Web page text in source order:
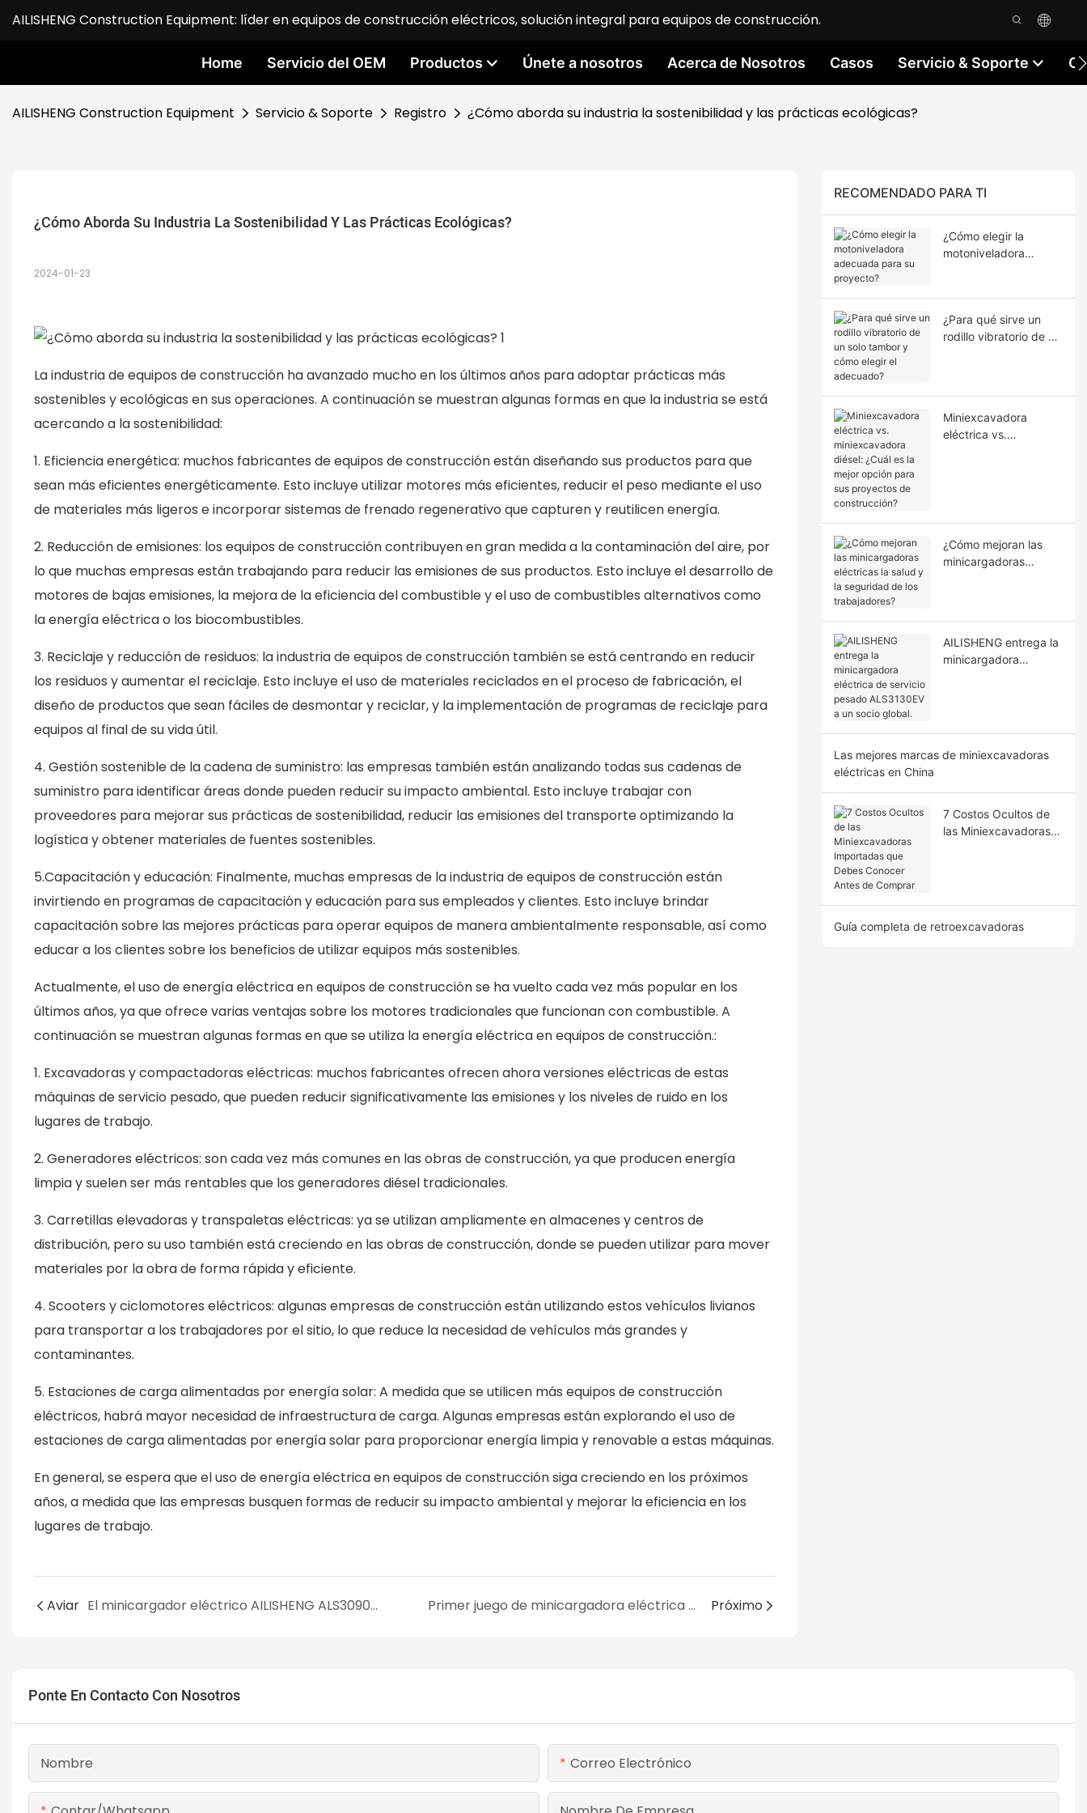
AILISHENG Construction Equipment: líder en equipos de construcción eléctricos, solución integral para equipos de construcción.
Home Servicio del OEM Productos Únete a nosotros Acerca de Nosotros Casos Servicio & Soporte
AILISHENG Construction Equipment Servicio & Soporte Registro ¿Cómo aborda su industria la sostenibilidad y las prácticas ecológicas?
¿Cómo Aborda Su Industria La Sostenibilidad Y Las Prácticas Ecológicas?
2024-01-23
La industria de equipos de construcción ha avanzado mucho en los últimos años para adoptar prácticas más
sostenibles y ecológicas en sus operaciones. A continuación se muestran algunas formas en que la industria se está
acercando a la sostenibilidad:
1. Eficiencia energética: muchos fabricantes de equipos de construcción están diseñando sus productos para que
sean más eficientes energéticamente. Esto incluye utilizar motores más eficientes, reducir el peso mediante el uso
de materiales más ligeros e incorporar sistemas de frenado regenerativo que capturen y reutilicen energía.
2. Reducción de emisiones: los equipos de construcción contribuyen en gran medida a la contaminación del aire, por
lo que muchas empresas están trabajando para reducir las emisiones de sus productos. Esto incluye el desarrollo de
motores de bajas emisiones, la mejora de la eficiencia del combustible y el uso de combustibles alternativos como
la energía eléctrica o los biocombustibles.
3. Reciclaje y reducción de residuos: la industria de equipos de construcción también se está centrando en reducir
los residuos y aumentar el reciclaje. Esto incluye el uso de materiales reciclados en el proceso de fabricación, el
diseño de productos que sean fáciles de desmontar y reciclar, y la implementación de programas de reciclaje para
equipos al final de su vida útil.
4. Gestión sostenible de la cadena de suministro: las empresas también están analizando todas sus cadenas de
suministro para identificar áreas donde pueden reducir su impacto ambiental. Esto incluye trabajar con
proveedores para mejorar sus prácticas de sostenibilidad, reducir las emisiones del transporte optimizando la
logística y obtener materiales de fuentes sostenibles.
5.Capacitación y educación: Finalmente, muchas empresas de la industria de equipos de construcción están
invirtiendo en programas de capacitación y educación para sus empleados y clientes. Esto incluye brindar
capacitación sobre las mejores prácticas para operar equipos de manera ambientalmente responsable, así como
educar a los clientes sobre los beneficios de utilizar equipos más sostenibles.
Actualmente, el uso de energía eléctrica en equipos de construcción se ha vuelto cada vez más popular en los
últimos años, ya que ofrece varias ventajas sobre los motores tradicionales que funcionan con combustible. A
continuación se muestran algunas formas en que se utiliza la energía eléctrica en equipos de construcción.:
1. Excavadoras y compactadoras eléctricas: muchos fabricantes ofrecen ahora versiones eléctricas de estas
máquinas de servicio pesado, que pueden reducir significativamente las emisiones y los niveles de ruido en los
lugares de trabajo.
2. Generadores eléctricos: son cada vez más comunes en las obras de construcción, ya que producen energía
limpia y suelen ser más rentables que los generadores diésel tradicionales.
3. Carretillas elevadoras y transpaletas eléctricas: ya se utilizan ampliamente en almacenes y centros de
distribución, pero su uso también está creciendo en las obras de construcción, donde se pueden utilizar para mover
materiales por la obra de forma rápida y eficiente.
4. Scooters y ciclomotores eléctricos: algunas empresas de construcción están utilizando estos vehículos livianos
para transportar a los trabajadores por el sitio, lo que reduce la necesidad de vehículos más grandes y
contaminantes.
5. Estaciones de carga alimentadas por energía solar: A medida que se utilicen más equipos de construcción
eléctricos, habrá mayor necesidad de infraestructura de carga. Algunas empresas están explorando el uso de
estaciones de carga alimentadas por energía solar para proporcionar energía limpia y renovable a estas máquinas.
En general, se espera que el uso de energía eléctrica en equipos de construcción siga creciendo en los próximos
años, a medida que las empresas busquen formas de reducir su impacto ambiental y mejorar la eficiencia en los
lugares de trabajo.
Aviar El minicargador eléctrico AILISHENG ALS3090EV sale con éxito de la línea de producción Primer juego de minicargadora eléctrica Ailisheng ALS3090EV entregado en el extranjero 1 Próximo
RECOMENDADO PARA TI
¿Cómo elegir la
motoniveladora
¿Para qué sirve un
rodillo vibratorio de un
Miniexcavadora
eléctrica vs.
¿Cómo mejoran las
minicargadoras
AILISHENG entrega la
minicargadora
Las mejores marcas de miniexcavadoras
eléctricas en China
7 Costos Ocultos de
las Miniexcavadoras
Guía completa de retroexcavadoras
Ponte En Contacto Con Nosotros
Nombre Correo Electrónico